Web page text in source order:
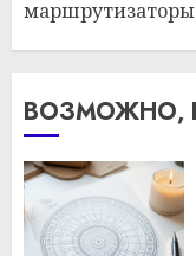
маршрутизаторы
ВОЗМОЖНО,